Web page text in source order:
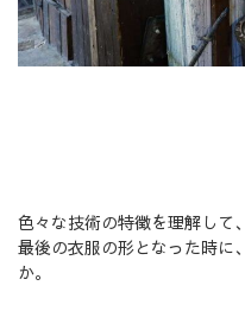
色々な技術の特徴を理解して、
最後の衣服の形となった時に
か。